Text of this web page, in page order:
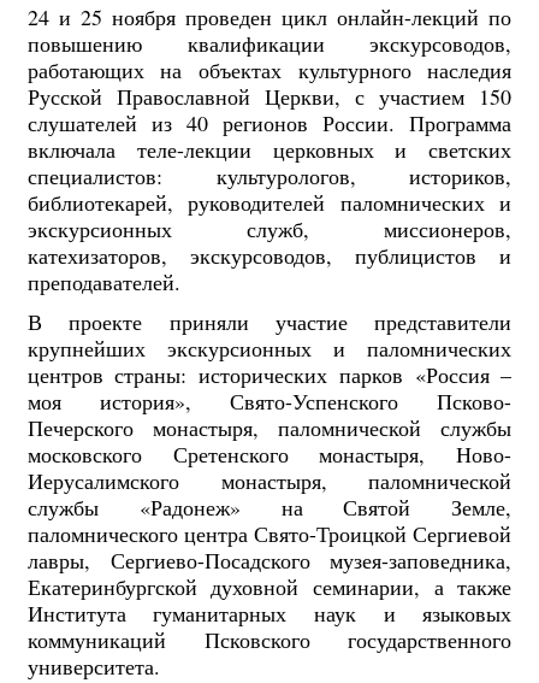
24 и 25 ноября проведен цикл онлайн-лекций по
повышению квалификации экскурсоводов,
работающих на объектах культурного наследия
Русской Православной Церкви, с участием 150
слушателей из 40 регионов России. Программа
включала теле-лекции церковных и светских
специалистов: культурологов, историков,
библиотекарей, руководителей паломнических и
экскурсионных служб, миссионеров,
катехизаторов, экскурсоводов, публицистов и
преподавателей.
В проекте приняли участие представители
крупнейших экскурсионных и паломнических
центров страны: исторических парков «Россия –
моя история», Свято-Успенского Псково-
Печерского монастыря, паломнической службы
московского Сретенского монастыря, Ново-
Иерусалимского монастыря, паломнической
службы «Радонеж» на Святой Земле,
паломнического центра Свято-Троицкой Сергиевой
лавры, Сергиево-Посадского музея-заповедника,
Екатеринбургской духовной семинарии, а также
Института гуманитарных наук и языковых
коммуникаций Псковского государственного
университета.